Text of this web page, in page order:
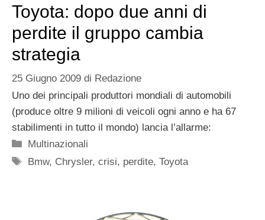
Toyota: dopo due anni di
perdite il gruppo cambia
strategia
25 Giugno 2009 di Redazione
Uno dei principali produttori mondiali di automobili
(produce oltre 9 milioni di veicoli ogni anno e ha 67
stabilimenti in tutto il mondo) lancia l’allarme:
Categorie
Multinazionali
Tag
Bmw, Chrysler,crisi, perdite,Toyota